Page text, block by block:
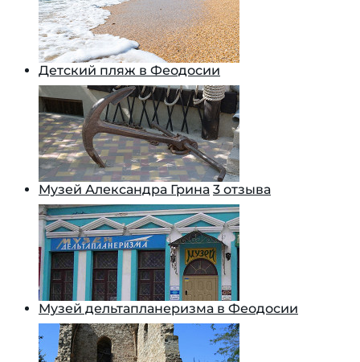
Детский пляж в Феодосии
Музей Александра Грина 3 отзыва
Музей дельтапланеризма в Феодосии